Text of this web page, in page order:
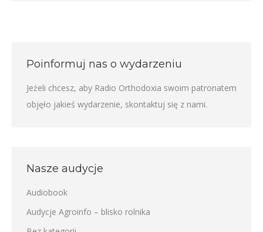
Poinformuj nas o wydarzeniu
Jeżeli chcesz, aby Radio Orthodoxia swoim patronatem
objęło jakieś wydarzenie, skontaktuj się z nami.
Nasze audycje
Audiobook
Audycje Agroinfo – blisko rolnika